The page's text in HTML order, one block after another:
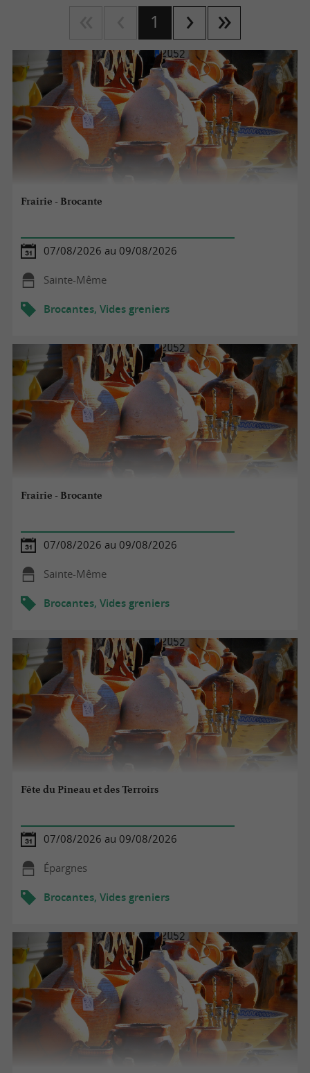
1
Frairie - Brocante
07/08/2026 au 09/08/2026
Sainte-Même
Brocantes, Vides greniers
Frairie - Brocante
07/08/2026 au 09/08/2026
Sainte-Même
Brocantes, Vides greniers
Fête du Pineau et des Terroirs
07/08/2026 au 09/08/2026
Épargnes
Brocantes, Vides greniers